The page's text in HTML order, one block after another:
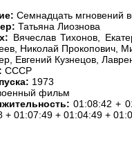
Семнадцать мгновений
Татьяна Лиознова
Вячеслав Тихонов,
Николай Прокопович,
Евгений Кузнецов,
СССР
1973
фильм
01:08:42 +
+ 01:07:49 + 01:04:49 +